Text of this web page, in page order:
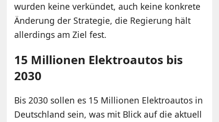
wurden keine verkündet, auch keine konkrete
Änderung der Strategie, die Regierung hält
allerdings am Ziel fest.
15 Millionen Elektroautos bis
2030
Bis 2030 sollen es 15 Millionen Elektroautos in
Deutschland sein, was mit Blick auf die aktuell